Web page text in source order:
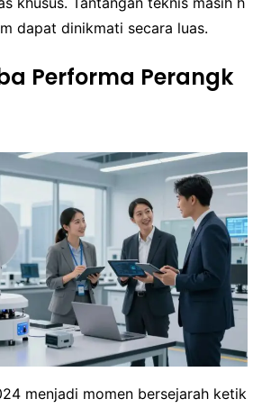
dapat dinikmati secara luas.
Performa Perangk
menjadi momen bersejarah ketik